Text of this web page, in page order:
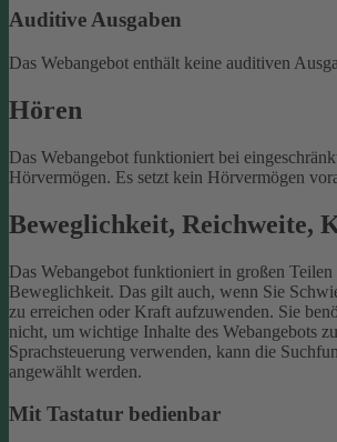
Auditive Ausgaben
Das Webangebot enthält keine auditiven
Hören
Das Webangebot funktioniert bei
Hörvermögen. Es setzt kein Hörvermögen
Beweglichkeit, Reichweite,
Das Webangebot funktioniert in großen
Beweglichkeit. Das gilt auch, wenn Sie
zu erreichen oder Kraft aufzuwenden. Sie
nicht, um wichtige Inhalte des Webangebots
Sprachsteuerung verwenden, kann die
angewählt werden.
Mit Tastatur bedienbar